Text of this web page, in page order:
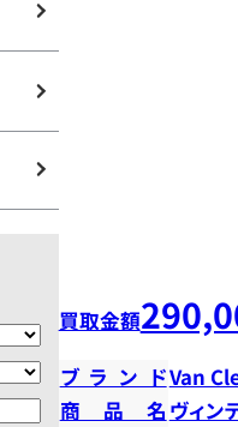
買取金額
ブランドVan
商品名 ヴィン